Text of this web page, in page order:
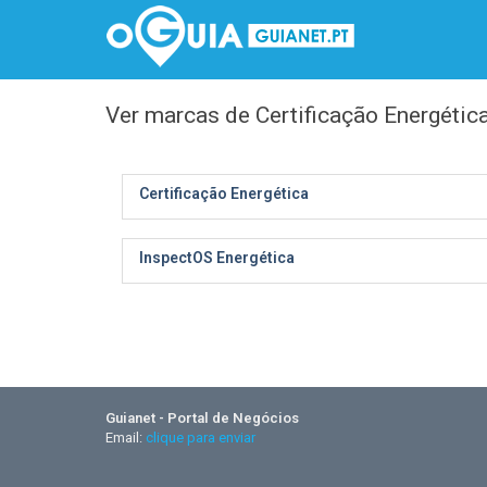
Ver marcas de Certificação
Certificação Energética
InspectOS Energética
Guianet - Portal de Negócios
Email: clique para enviar